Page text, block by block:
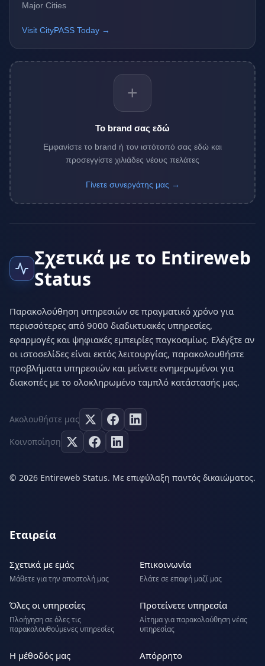
Major Cities
Visit CityPASS Today →
+
Το brand σας εδώ
Εμφανίστε το brand ή τον ιστότοπό σας εδώ και
προσεγγίστε χιλιάδες νέους πελάτες
Γίνετε συνεργάτης μας →
Σχετικά με το Entireweb
Status
Παρακολούθηση υπηρεσιών σε πραγματικό χρόνο για
περισσότερες από 9000 διαδικτυακές υπηρεσίες,
εφαρμογές και ψηφιακές εμπειρίες παγκοσμίως. Ελέγξτε αν
οι ιστοσελίδες είναι εκτός λειτουργίας, παρακολουθήστε
προβλήματα υπηρεσιών και μείνετε ενημερωμένοι για
διακοπές με το ολοκληρωμένο ταμπλό κατάστασής μας.
Ακολουθήστε μας
Κοινοποίηση
© 2026 Entireweb Status. Με επιφύλαξη παντός δικαιώματος.
Εταιρεία
Σχετικά με εμάς
Μάθετε για την αποστολή μας
Επικοινωνία
Ελάτε σε επαφή μαζί μας
Όλες οι υπηρεσίες
Πλοήγηση σε όλες τις
παρακολουθούμενες υπηρεσίες
Προτείνετε υπηρεσία
Αίτημα για παρακολούθηση νέας
υπηρεσίας
Η μέθοδός μας Απόρρητο